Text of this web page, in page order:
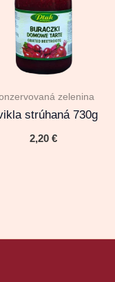
zelenina
strúhaná 730g
2,20 €